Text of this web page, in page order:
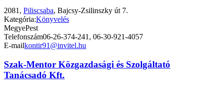
2081, Piliscsaba, Bajcsy-Zsilinszky út 7.
Kategória:Könyvelés
MegyePest
Telefonszám06-26-374-241, 06-30-921-4057
E-mailkontir91@invitel.hu
Szak-Mentor Közgazdasági és Szolgáltató
Tanácsadó Kft.